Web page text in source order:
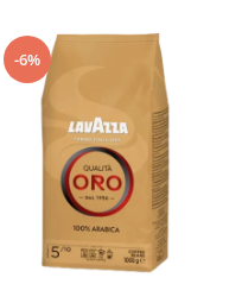
-6%